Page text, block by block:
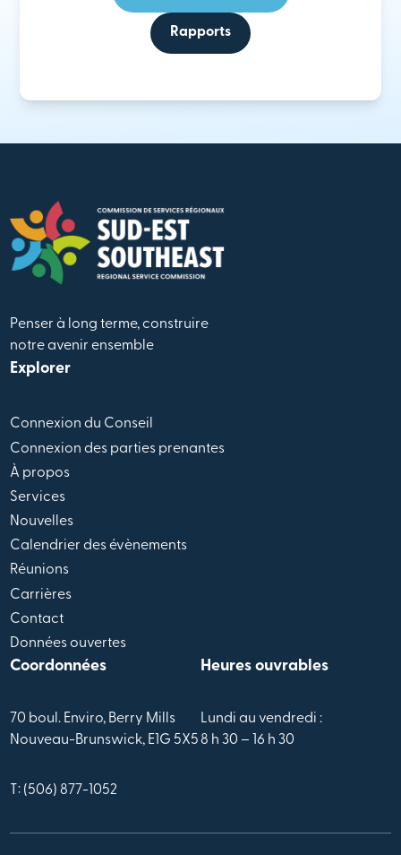
Rapports
Penser à long terme, construire
notre avenir ensemble
Explorer
Connexion du Conseil
Connexion des parties prenantes
À propos
Services
Nouvelles
Calendrier des évènements
Réunions
Carrières
Contact
Données ouvertes
Coordonnées
70 boul. Enviro, Berry Mills
Nouveau-Brunswick, E1G 5X5
T: (506) 877-1052
Heures ouvrables
Lundi au vendredi :
8 h 30 – 16 h 30